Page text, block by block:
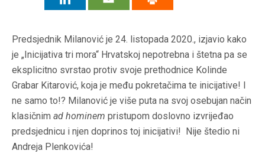
Predsjednik Milanović je 24. listopada 2020., izjavio kako
je „Inicijativa tri mora“ Hrvatskoj nepotrebna i štetna pa se
eksplicitno svrstao protiv svoje prethodnice Kolinde
Grabar Kitarović, koja je među pokretačima te inicijative! I
ne samo to!? Milanović je više puta na svoj osebujan način
klasičnim ad hominem pristupom doslovno izvrijeđao
predsjednicu i njen doprinos toj inicijativi! Nije štedio ni
Andreja Plenkovića!